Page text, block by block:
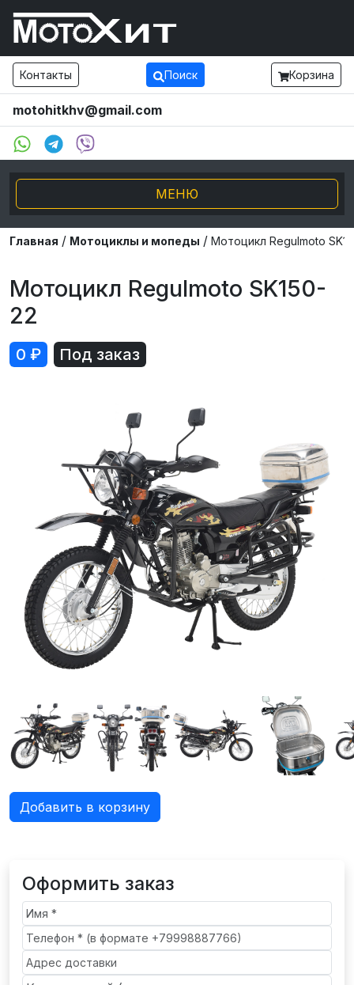
Контакты Поиск Корзина
motohitkhv@gmail.com
МЕНЮ
Электро транспорт
Мотоциклы и мопеды
Внедорожники ATV UTV
Снегоходы, Буксировщики
Садовая техника, электро и бензоинструмент
Прицепы для водной и мототехники
Запчасти и аксессуары
Главная / Мотоциклы и мопеды / Мотоцикл Regulmoto
Мотоцикл Regulmoto SK150-
22
0 ₽ Под заказ
Добавить в корзину
Оформить заказ